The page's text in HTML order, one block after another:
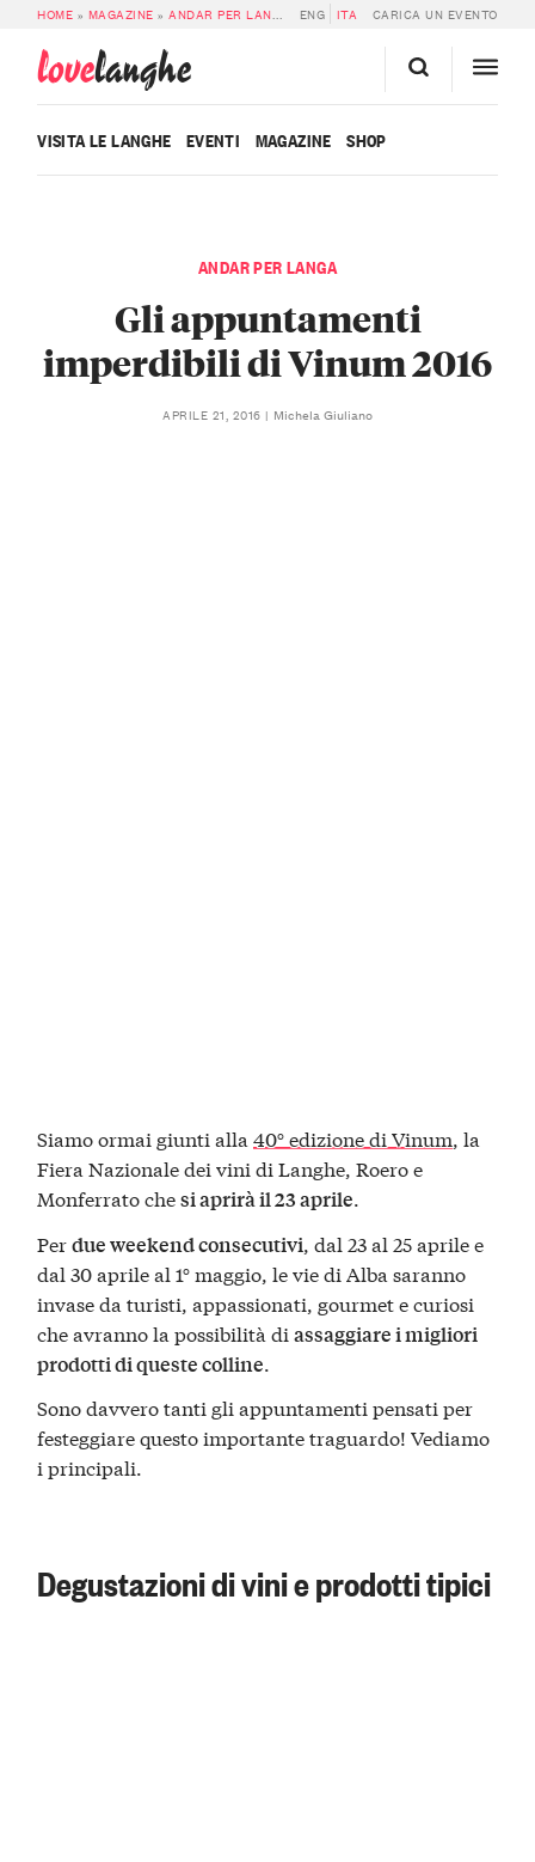
HOME » MAGAZINE »ANDAR PER LANGA »GLI APPUNTAMENTI IMPERDIBILI DI
ENG ITA CARICA UN EVENTO
lovelanghe
VISITA LE LANGHE EVENTI MAGAZINE SHOP
ANDAR PER LANGA
Gli appuntamenti
imperdibili di Vinum 2016
APRILE 21, 2016 Michela Giuliano
Siamo ormai giunti alla40° edizione di Vinum, la
Fiera Nazionale dei vini di Langhe, Roero e
Monferrato chesi aprirà il 23 aprile.
Perdue weekend consecutivi , dal 23 al 25 aprile e
dal 30 aprile al 1° maggio, le vie di Alba saranno
invase da turisti, appassionati, gourmet e curiosi
che avranno la possibilità diassaggiare i migliori
prodotti di queste colline
Sono davvero tanti gli appuntamenti pensati per
festeggiare questo importante traguardo! Vediamo
i principali.
Degustazioni di vini e prodotti tipici